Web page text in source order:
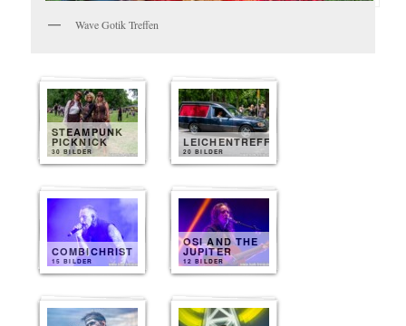
Wave Gotik Treffen
STEAMPUNK
PICKNICK
30 BILDER
LEICHENTREFF
20 BILDER
COMBICHRIST
15 BILDER
OSI AND THE
JUPITER
12 BILDER